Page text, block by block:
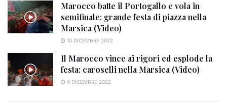
Marocco batte il Portogallo e vola in
semifinale: grande festa di piazza nella
Marsica (Video)
10 DICEMBRE 2022
Il Marocco vince ai rigori ed esplode la
festa: caroselli nella Marsica (Video)
6 DICEMBRE 2022